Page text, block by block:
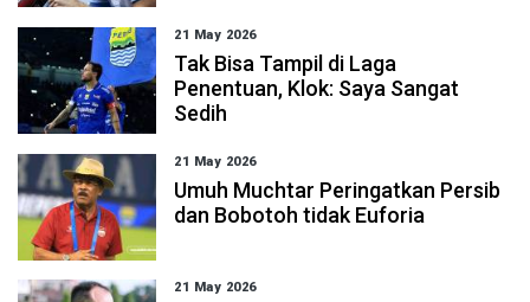
21 May 2026
Tak Bisa Tampil di Laga
Penentuan, Klok: Saya Sangat
Sedih
21 May 2026
Umuh Muchtar Peringatkan Persib
dan Bobotoh tidak Euforia
21 May 2026